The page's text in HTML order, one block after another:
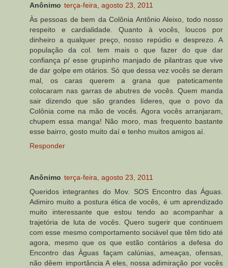
Anônimo terça-feira, agosto 23, 2011
Às pessoas de bem da Colônia Antônio Aleixo, todo nosso
respeito e cardialidade. Quanto à vocês, loucos por
dinheiro a qualquer preço, nosso repúdio e desprezo. A
população da col. tem mais o que fazer do que dar
confiança p/ esse grupinho manjado de pilantras que vive
de dar golpe em otários. Só que dessa vez vocês se deram
mal, os caras querem a grana que pateticamente
colocaram nas garras de abutres de vocês. Quem manda
sair dizendo que são grandes líderes, que o povo da
Colônia come na mão de vocês. Agora vocês arranjaram,
chupem essa manga! Não moro, mas frequento bastante
esse bairro, gosto muito daí e tenho muitos amigos aí.
Responder
Anônimo terça-feira, agosto 23, 2011
Queridos integrantes do Mov. SOS Encontro das Águas.
Adimiro muito a postura ética de vocês, é um aprendizado
muito interessante que estou tendo ao acompanhar a
trajetória de luta de vocês. Quero sugerir que continuem
com esse mesmo comportamento sociável que têm tido até
agora, mesmo que os que estão contários a defesa do
Encontro das Àguas façam calúnias, ameaças, ofensas,
não dêem importância A eles, nossa adimiração por vocês